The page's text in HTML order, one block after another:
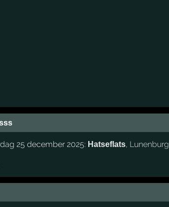
25 december 2025: Hatseflats, Lunenburg